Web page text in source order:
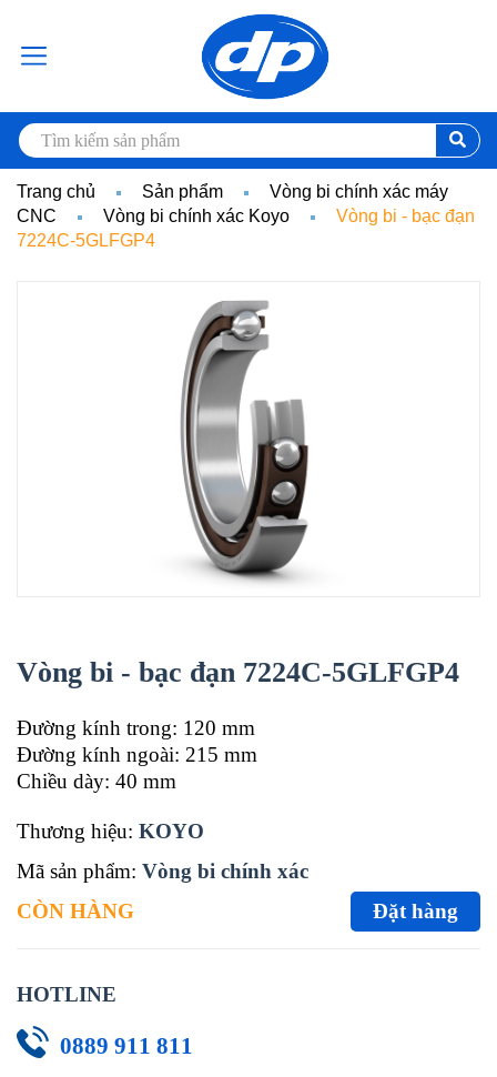
Trang chủ Sản phẩm
Vòng bi chính xác máy
CNC
Vòng bi chính xác Koyo
Vòng bi - bạc đạn
7224C-5GLFGP4
Vòng bi - bạc đạn 7224C-5GLFGP4
Đường kính trong: 120 mm
Đường kính ngoài: 215 mm
Chiều dày: 40 mm
Thương hiệu: KOYO
Mã sản phẩm: Vòng bi chính xác
CÒN HÀNG
Đặt hàng
HOTLINE
0889 911 811